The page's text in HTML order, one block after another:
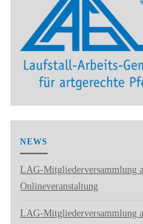
NEWS
LAG-Mitgliederversammlung
Onlineveranstaltung
LAG-Mitgliederversammlung